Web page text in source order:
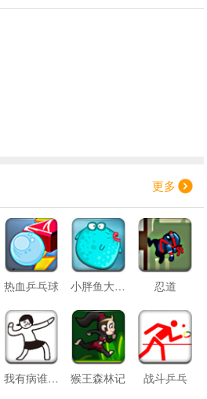
更多
热血乒乓球 小胖鱼大乐斗 忍道
我有病谁有药 猴王森林记 战斗乒乓